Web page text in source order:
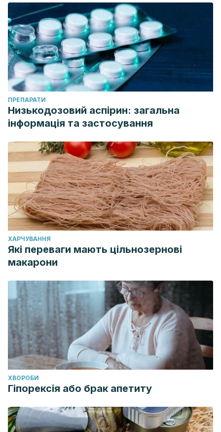
ПРЕПАРАТИ
Низькодозовий аспірин: загальна
інформація та застосування
ХАРЧУВАННЯ
Які переваги мають цільнозернові
макарони
ХВОРОБИ
Гіпорексія або брак апетиту